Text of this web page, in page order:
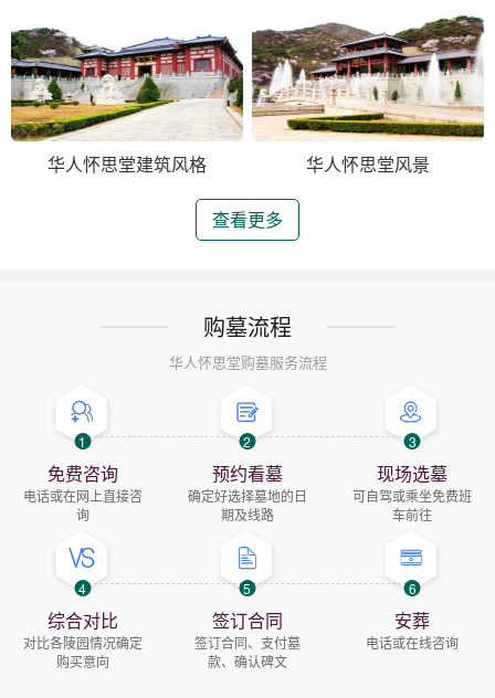
华人怀思堂建筑风格 华人怀思堂风景
查看更多
购墓流程
华人怀思堂购墓服务流程
1
免费咨询
电话或在网上直接咨
询
2
预约看墓
确定好选择墓地的日
期及线路
3
现场选墓
可自驾或乘坐免费班
车前往
4
综合对比
对比各陵园情况确定
购买意向
5
签订合同
签订合同、支付墓
款、确认碑文
6
安葬
电话或在线咨询